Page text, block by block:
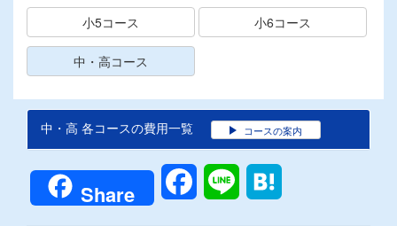
小5コース 小6コース
中・高コース
中・高 各コースの費用一覧 コースの案内
Share FacebookLine